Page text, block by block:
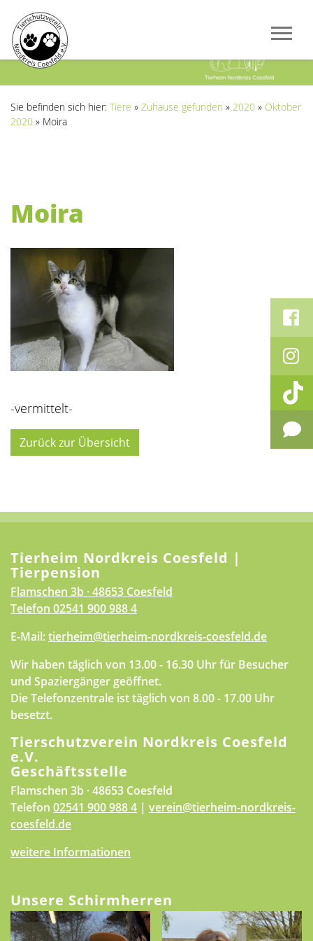
Sie befinden sich hier: Tiere » Zuhause gefunden » 2020 » Oktober
2020 » Moira
Moira
-vermittelt-
Zurück zur Übersicht
Tierheim Nordkreis Coesfeld |
Tierpension
Flamschen 3b · 48653 Coesfeld
Telefon 02541 900 988 4
E-Mail:tierheim@tierheim-nordkreis-coesfeld.de
Wir haben täglich von 13.00 - 16.30 Uhr für Besucher
und Spaziergänger geöffnet.
Die Telefonzentrale ist täglich von 8.00 - 17.00 Uhr
besetzt.
Tierschutzverein Nordkreis Coesfeld
e.V.
Geschäftsstelle
Flamschen 3b · 48653 Coesfeld
Telefon 02541 900 988 4 | verein@tierheim-nordkreis-
coesfeld.de
weitere Informationen
Unsere Schirmherren